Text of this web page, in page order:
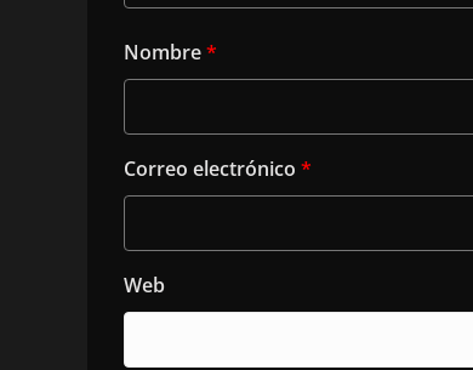
Nombre*
Correo electrónico *
Web